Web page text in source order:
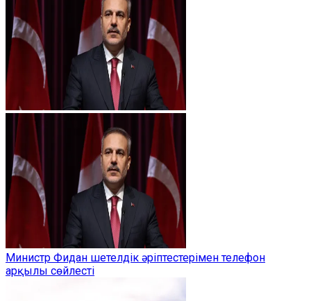
Министр Фидан шетелдік әріптестерімен телефон
арқылы сөйлесті